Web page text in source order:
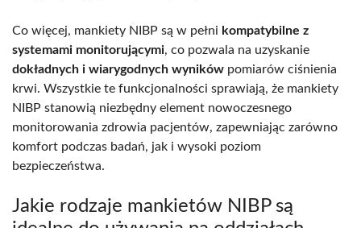
Co więcej, mankiety NIBP są w pełni kompatybilne z
systemami monitorującymi, co pozwala na uzyskanie
dokładnych i wiarygodnych wyników pomiarów ciśnienia
krwi. Wszystkie te funkcjonalności sprawiają, że mankiety
NIBP stanowią niezbędny element nowoczesnego
monitorowania zdrowia pacjentów, zapewniając zarówno
komfort podczas badań, jak i wysoki poziom
bezpieczeństwa.
Jakie rodzaje mankietów NIBP są